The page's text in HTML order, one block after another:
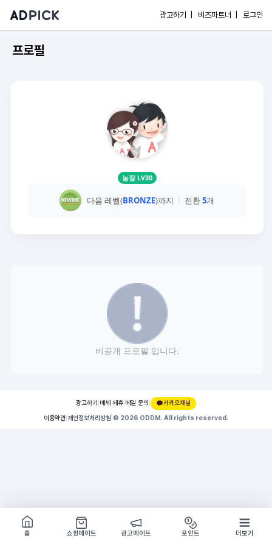
광고하기 | 비즈파트너 | 로그인
프로필
농장 LV30
다음 레벨(BRONZE)까지 전환5개
비공개 프로필 입니다.
광고하기 매체 제휴 메일 문의 |
카카오채널
이용약관 개인정보처리방침 © 2026 ODDM. All rights reserved.
쇼핑몰 구경하기
방문시 1G
홈
쇼핑메이트 광고메이트 포인트 더보기